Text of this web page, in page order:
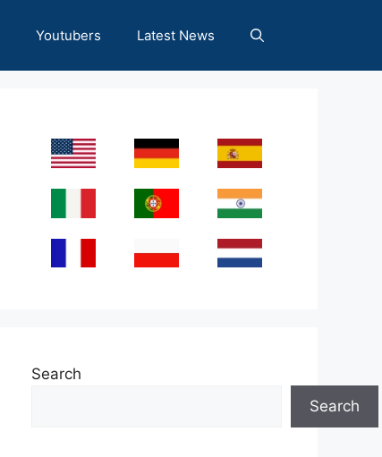
Youtubers Latest News
Search
Search